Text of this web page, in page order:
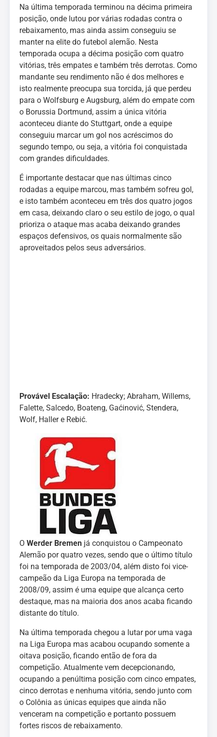
Na última temporada terminou na décima primeira
posição, onde lutou por várias rodadas contra o
rebaixamento, mas ainda assim conseguiu se
manter na elite do futebol alemão. Nesta
temporada ocupa a décima posição com quatro
vitórias, três empates e também três derrotas. Como
mandante seu rendimento não é dos melhores e
isto realmente preocupa sua torcida, já que perdeu
para o Wolfsburg e Augsburg, além do empate com
o Borussia Dortmund, assim a única vitória
aconteceu diante do Stuttgart, onde a equipe
conseguiu marcar um gol nos acréscimos do
segundo tempo, ou seja, a vitória foi conquistada
com grandes dificuldades.
É importante destacar que nas últimas cinco
rodadas a equipe marcou, mas também sofreu gol,
e isto também aconteceu em três dos quatro jogos
em casa, deixando claro o seu estilo de jogo, o qual
prioriza o ataque mas acaba deixando grandes
espaços defensivos, os quais normalmente são
aproveitados pelos seus adversários.
Provável Escalação: Hradecky; Abraham, Willems,
Falette, Salcedo, Boateng, Gaćinović, Stendera,
Wolf, Haller e Rebić.
O Werder Bremen já conquistou o Campeonato
Alemão por quatro vezes, sendo que o último título
foi na temporada de 2003/04, além disto foi vice-
campeão da Liga Europa na temporada de
2008/09, assim é uma equipe que alcança certo
destaque, mas na maioria dos anos acaba ficando
distante do título.
Na última temporada chegou a lutar por uma vaga
na Liga Europa mas acabou ocupando somente a
oitava posição, ficando então de fora da
competição. Atualmente vem decepcionando,
ocupando a penúltima posição com cinco empates,
cinco derrotas e nenhuma vitória, sendo junto com
o Colônia as únicas equipes que ainda não
venceram na competição e portanto possuem
fortes riscos de rebaixamento.